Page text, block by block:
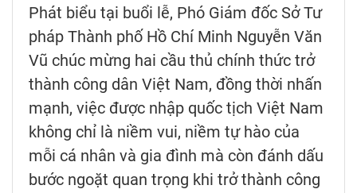
Phát biểu tại buổi lễ, Phó Giám đốc Sở Tư
pháp Thành phố Hồ Chí Minh Nguyễn Văn
Vũ chúc mừng hai cầu thủ chính thức trở
thành công dân Việt Nam, đồng thời nhấn
mạnh, việc được nhập quốc tịch Việt Nam
không chỉ là niềm vui, niềm tự hào của
mỗi cá nhân và gia đình mà còn đánh dấu
bước ngoặt quan trọng khi trở thành công